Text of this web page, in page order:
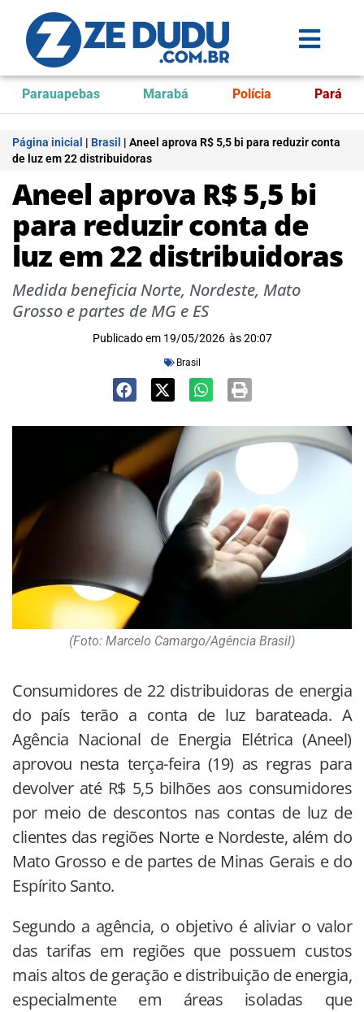
Parauapebas Marabá Polícia Pará
Página inicial | Brasil | Aneel aprova R$ 5,5 bi para reduzir conta
de luz em 22 distribuidoras
Aneel aprova R$ 5,5 bi
para reduzir conta de
luz em 22 distribuidoras
Medida beneficia Norte, Nordeste, Mato
Grosso e partes de MG e ES
Publicado em 19/05/2026 às 20:07
Brasil
(Foto: Marcelo Camargo/Agência Brasil)
Consumidores de 22 distribuidoras de energia
do país terão a conta de luz barateada. A
Agência Nacional de Energia Elétrica (Aneel)
aprovou nesta terça-feira (19) as regras para
devolver até R$ 5,5 bilhões aos consumidores
por meio de descontos nas contas de luz de
clientes das regiões Norte e Nordeste, além do
Mato Grosso e de partes de Minas Gerais e do
Espírito Santo.
Segundo a agência, o objetivo é aliviar o valor
das tarifas em regiões que possuem custos
mais altos de geração e distribuição de energia,
especialmente em áreas isoladas que